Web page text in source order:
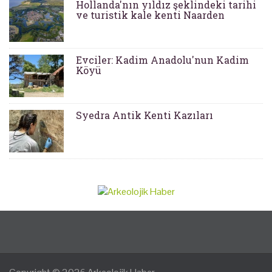
Hollanda'nın yıldız şeklindeki tarihi
ve turistik kale kenti Naarden
Evciler: Kadim Anadolu'nun Kadim
Köyü
Syedra Antik Kenti Kazıları